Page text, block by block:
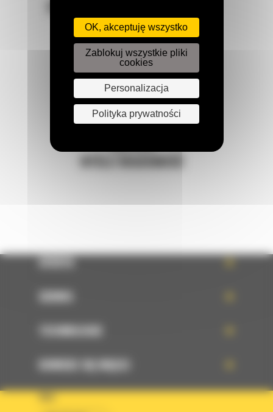
Zadzwoń do nas
122 100 122
WYŚLIJ WIADOMOŚĆ
OFERTA
SERWIS
TECHNOLOGIE
DOWIEDZ SIĘ WIĘCEJ
KRAJ
OK, akceptuję wszystko
Zablokuj wszystkie pliki
cookies
Personalizacja
Polityka prywatności